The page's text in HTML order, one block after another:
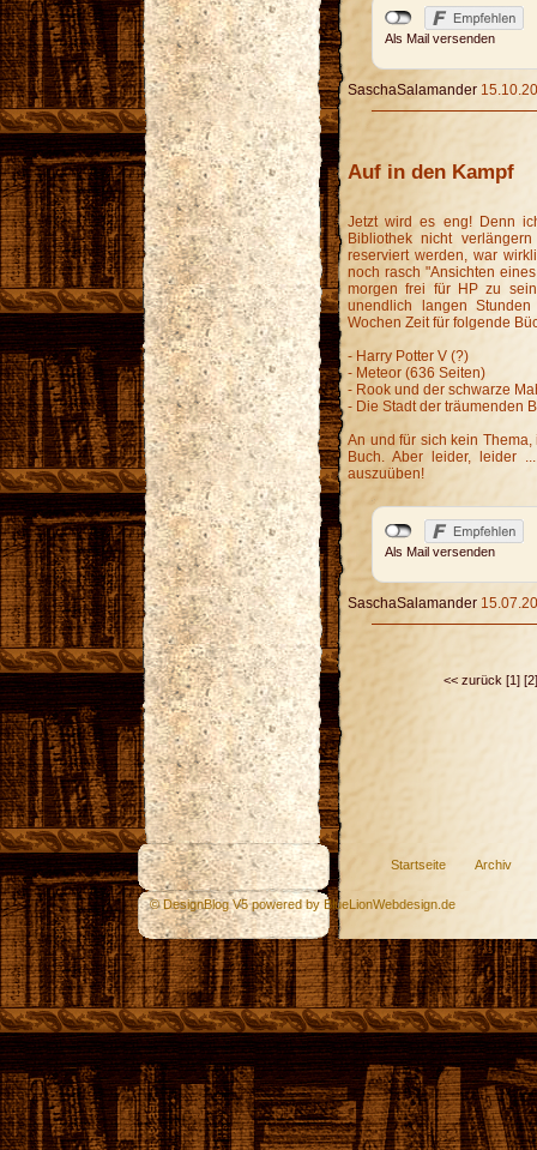
Als Mail versenden
SaschaSalamander
Auf in den Kampf
Jetzt wird es eng! Denn
Bibliothek nicht
reserviert werden, war
noch rasch "Ansichten
morgen frei für HP zu
unendlich langen
Wochen Zeit für folgende
- Harry Potter V (?)
- Meteor (636 Seiten)
- Rook und der schwarze
- Die Stadt der träumenden
An und für sich kein
Buch. Aber leider, leider
auszuüben!
Als Mail versenden
SaschaSalamander
<< zurück [1] [2]
Startseite Archiv
© DesignBlog V5 powered by BlueLionWebdesign.de